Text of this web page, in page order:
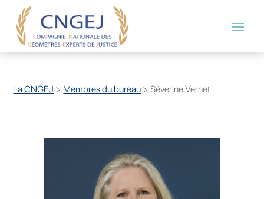
La CNGEJ > Membres du bureau >Séverine Vernet